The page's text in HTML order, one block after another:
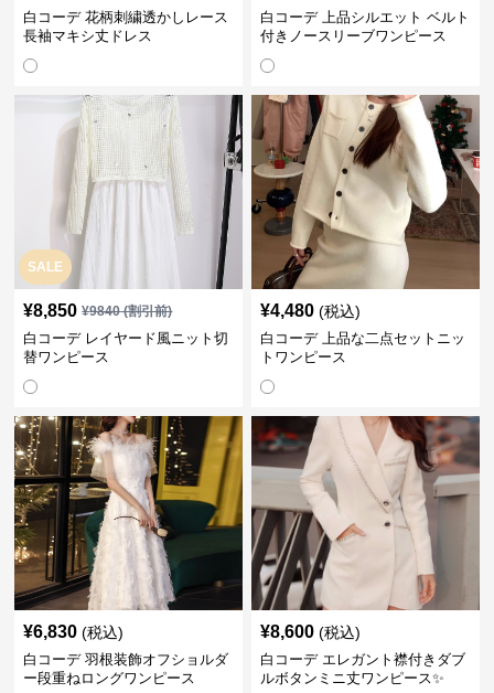
白コーデ 花柄刺繍透かしレース
長袖マキシ丈ドレス
白コーデ 上品シルエット ベルト
付きノースリーブワンピース
SALE
¥8,850 ¥9840(割引前)
白コーデ レイヤード風ニット切
替ワンピース
¥4,480 (税込)
白コーデ 上品な二点セットニッ
トワンピース
¥6,830 (税込)
白コーデ 羽根装飾オフショルダ
ー段重ねロングワンピース
¥8,600 (税込)
白コーデ エレガント襟付きダブ
ルボタンミニ丈ワンピース✨